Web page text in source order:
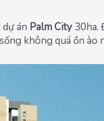
án Palm City 30ha.
không quá ồn ào